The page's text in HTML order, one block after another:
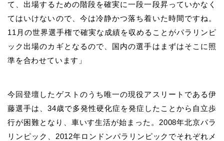
て、出場するための階段を確実に一段一段昇っていかなく
てはいけないので、今は冷静かつ落ち着いた時間ですね。
11 月の世界選手権で確実な成績を収めることがパラリンピ
ック出場のカギとなるので、国内の選手はまずはそこに照
準を合わせています」
今回登壇したゲストのうち唯一の現役アスリートである伊
藤選手は、34歳で多発性硬化症を発症したことから自立歩
行が困難となり、車いす生活が始まった。 2008年北京パラ
リンピック、 2012年ロンドンパラリンピックでそれぞれメ